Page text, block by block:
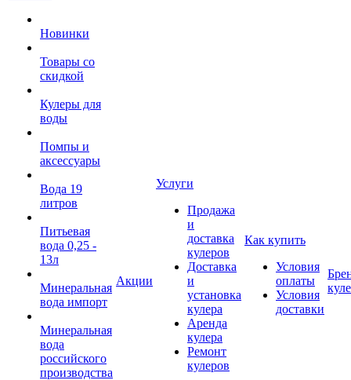
Новинки
Товары со
скидкой
Кулеры для
воды
Помпы и
аксессуары
Вода 19
литров
Питьевая
вода 0,25 -
13л
Минеральная
вода импорт
Минеральная
вода
российского
производства
Акции
Услуги
Продажа
и
доставка
кулеров
Доставка
и
установка
кулера
Аренда
кулера
Ремонт
кулеров
Как купить
Условия
оплаты
Условия
доставки